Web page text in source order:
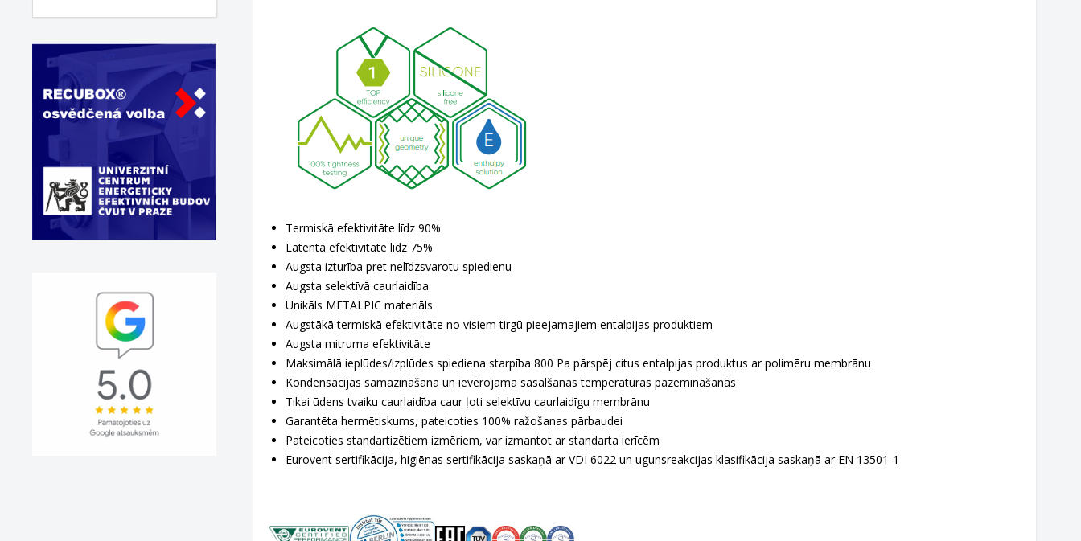
Termiskā efektivitāte līdz 90%
Latentā efektivitāte līdz 75%
Augsta izturība pret nelīdzsvarotu spiedienu
Augsta selektīvā caurlaidība
Unikāls METALPIC materiāls
Augstākā termiskā efektivitāte no visiem tirgū pieejamajiem entalpijas produktiem
Augsta mitruma efektivitāte
Maksimālā ieplūdes/izplūdes spiediena starpība 800 Pa pārspēj citus entalpijas produktus ar polimēru membrānu
Kondensācijas samazināšana un ievērojama sasalšanas temperatūras pazemināšanās
Tikai ūdens tvaiku caurlaidība caur ļoti selektīvu caurlaidīgu membrānu
Garantēta hermētiskums, pateicoties 100% ražošanas pārbaudei
Pateicoties standartizētiem izmēriem, var izmantot ar standarta ierīcēm
Eurovent sertifikācija, higiēnas sertifikācija saskaņā ar VDI 6022 un ugunsreakcijas klasifikācija saskaņā ar EN 13501-1